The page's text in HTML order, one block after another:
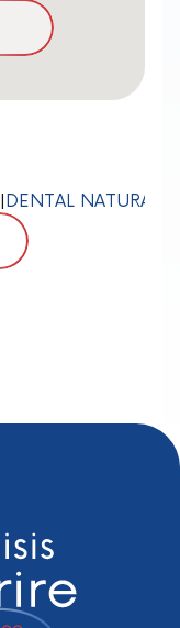
DENTAL NATURAL